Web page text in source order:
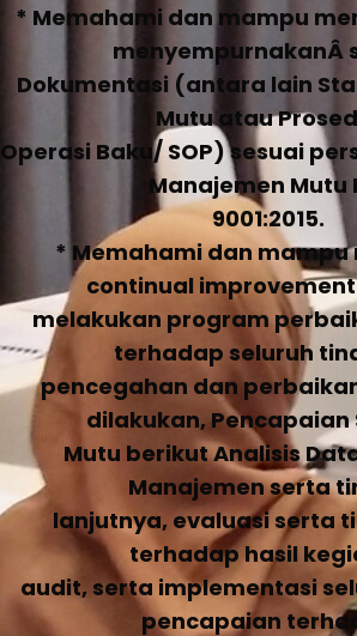
* Memahami dan mampu
menyempurnakanÂ
Dokumentasi (antara lain
Mutu atau
Operasi Baku/ SOP) sesuai
Manajemen Mutu
9001:2015.
* Memahami dan mampu
continual
melakukan program
terhadap seluruh
pencegahan dan
dilakukan, Pencapaian
Mutu berikut Analisis
Manajemen serta
lanjutnya, evaluasi serta
terhadap hasil
audit, serta implementasi
pencapaian